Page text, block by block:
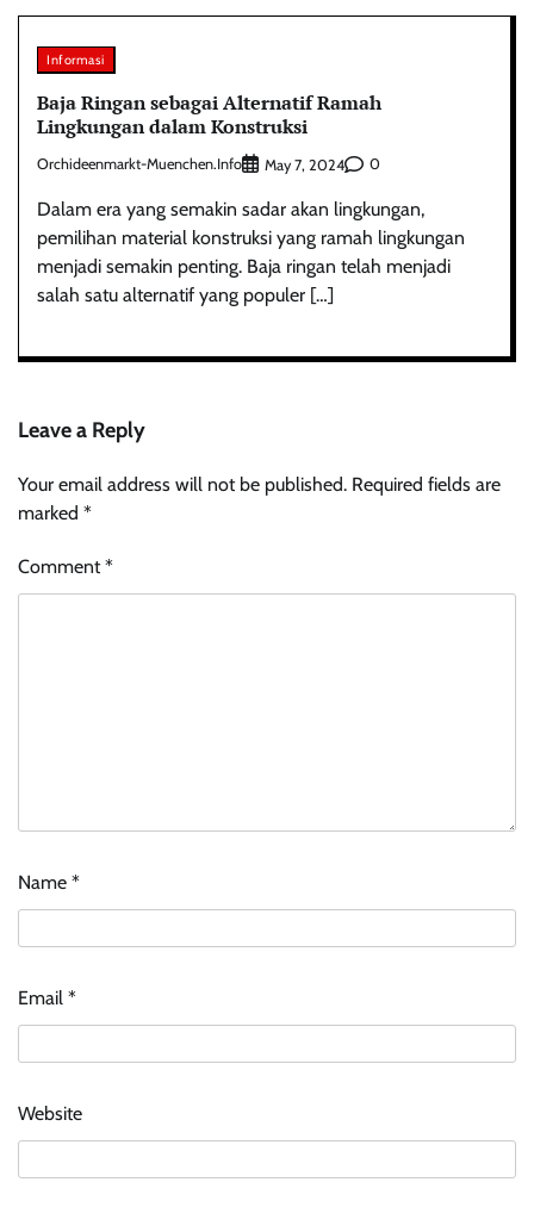
Informasi
Baja Ringan sebagai Alternatif Ramah
Lingkungan dalam Konstruksi
Orchideenmarkt-Muenchen.info May 7, 2024 0
Dalam era yang semakin sadar akan lingkungan,
pemilihan material konstruksi yang ramah lingkungan
menjadi semakin penting. Baja ringan telah menjadi
salah satu alternatif yang populer […]
Leave a Reply
Your email address will not be published. Required fields are
marked *
Comment*
Name *
Email *
Website